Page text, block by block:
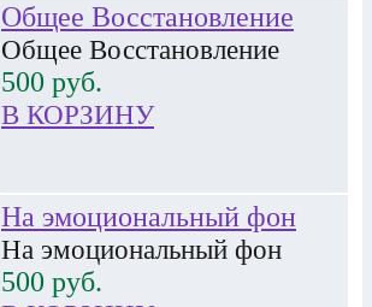
Общее Восстановление
Общее Восстановление
500 руб.
В КОРЗИНУ
На эмоциональный фон
На эмоциональный фон
500 руб.